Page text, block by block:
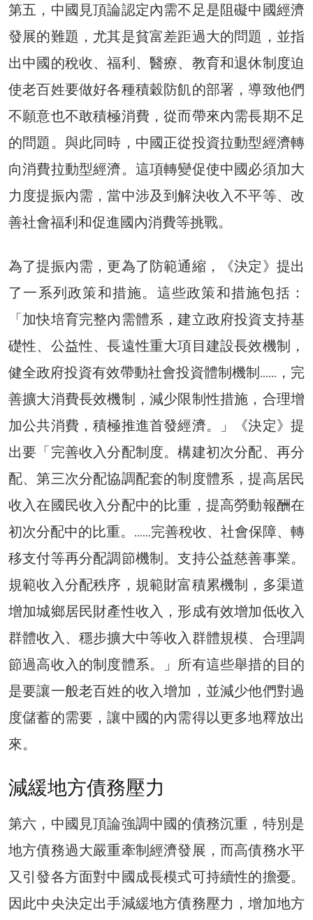
第五，中國見頂論認定內需不足是阻礙中國經濟
發展的難題，尤其是貧富差距過大的問題，並指
出中國的稅收、福利、醫療、教育和退休制度迫
使老百姓要做好各種積穀防飢的部署，導致他們
不願意也不敢積極消費，從而帶來內需長期不足
的問題。與此同時，中國正從投資拉動型經濟轉
向消費拉動型經濟。這項轉變促使中國必須加大
力度提振內需，當中涉及到解決收入不平等、改
善社會福利和促進國內消費等挑戰。
為了提振內需，更為了防範通縮，《決定》提出
了一系列政策和措施。這些政策和措施包括：
「加快培育完整內需體系，建立政府投資支持基
礎性、公益性、長遠性重大項目建設長效機制，
健全政府投資有效帶動社會投資體制機制……，完
善擴大消費長效機制，減少限制性措施，合理增
加公共消費，積極推進首發經濟。」《決定》提
出要「完善收入分配制度。構建初次分配、再分
配、第三次分配協調配套的制度體系，提高居民
收入在國民收入分配中的比重，提高勞動報酬在
初次分配中的比重。……完善稅收、社會保障、轉
移支付等再分配調節機制。支持公益慈善事業。
規範收入分配秩序，規範財富積累機制，多渠道
增加城鄉居民財產性收入，形成有效增加低收入
群體收入、穩步擴大中等收入群體規模、合理調
節過高收入的制度體系。」所有這些舉措的目的
是要讓一般老百姓的收入增加，並減少他們對過
度儲蓄的需要，讓中國的內需得以更多地釋放出
來。
減緩地方債務壓力
第六，中國見頂論強調中國的債務沉重，特別是
地方債務過大嚴重牽制經濟發展，而高債務水平
又引發各方面對中國成長模式可持續性的擔憂。
因此中央決定出手減緩地方債務壓力，增加地方